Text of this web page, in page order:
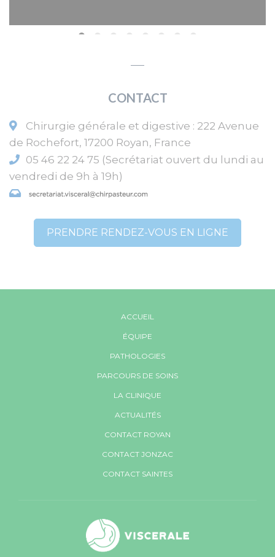
CONTACT
Chirurgie générale et digestive : 222 Avenue
de Rochefort, 17200 Royan, France
05 46 22 24 75 (Secrétariat ouvert du lundi au
vendredi de 9h à 19h)
PRENDRE RENDEZ-VOUS EN LIGNE
ACCUEIL
ÉQUIPE
PATHOLOGIES
PARCOURS DE SOINS
LA CLINIQUE
ACTUALITÉS
CONTACT ROYAN
CONTACT JONZAC
CONTACT SAINTES